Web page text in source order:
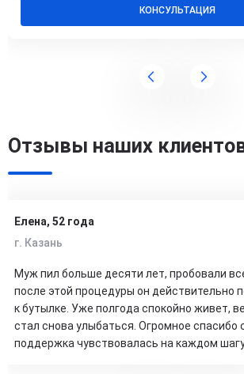
КОНСУЛЬТАЦИЯ
Отзывы наших
Елена, 52 года
г. Казань
Муж пил больше десяти лет, пробовали
после этой процедуры он действительно
к бутылке. Уже полгода спокойно живет,
стал снова улыбаться. Огромное спасибо
поддержка чувствовалась на каждом